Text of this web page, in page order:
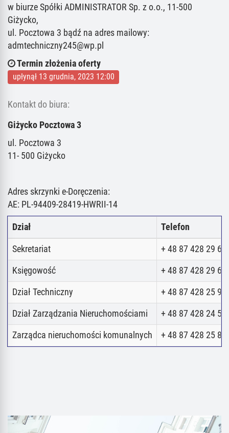
w biurze Spółki ADMINISTRATOR Sp. z o.o., 11-500
Giżycko,
ul. Pocztowa 3 bądź na adres mailowy:
admtechniczny245@wp.pl
Termin złożenia oferty
upłynął 13 grudnia, 2023 12:00
Kontakt do biura:
Giżycko Pocztowa 3
ul. Pocztowa 3
11- 500 Giżycko
Adres skrzynki e-Doręczenia:
AE: PL-94409-28419-HWRII-14
Dział Telefon
Sekretariat + 48 87 428 29 62
Księgowość + 48 87 428 29 62
Dział Techniczny + 48 87 428 25 98
Dział Zarządzania Nieruchomościami + 48 87 428 24 52
Zarządca nieruchomości komunalnych + 48 87 428 25 80